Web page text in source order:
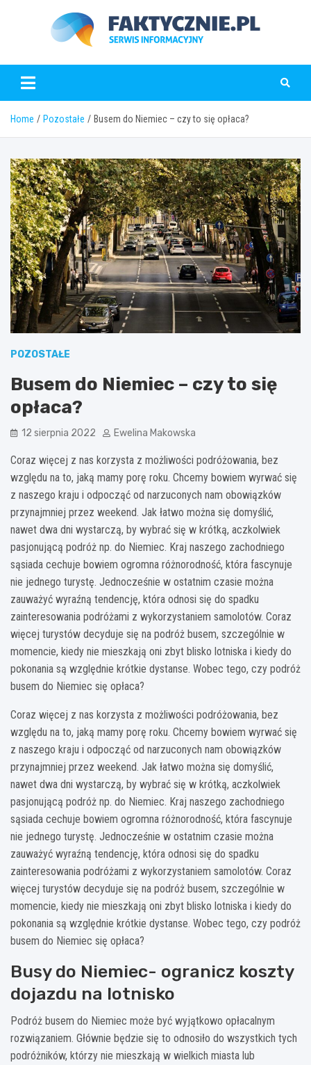
faktycznie.pl
Home Pozostałe Busem do Niemiec – czy to się opłaca?
POZOSTAŁE
Busem do Niemiec – czy to się
opłaca?
12 sierpnia 2022 Ewelina Makowska
Coraz więcej z nas korzysta z możliwości podróżowania, bez
względu na to, jaką mamy porę roku. Chcemy bowiem wyrwać się
z naszego kraju i odpocząć od narzuconych nam obowiązków
przynajmniej przez weekend. Jak łatwo można się domyślić,
nawet dwa dni wystarczą, by wybrać się w krótką, aczkolwiek
pasjonującą podróż np. do Niemiec. Kraj naszego zachodniego
sąsiada cechuje bowiem ogromna różnorodność, która fascynuje
nie jednego turystę. Jednocześnie w ostatnim czasie można
zauważyć wyraźną tendencję, która odnosi się do spadku
zainteresowania podróżami z wykorzystaniem samolotów. Coraz
więcej turystów decyduje się na podróż busem, szczególnie w
momencie, kiedy nie mieszkają oni zbyt blisko lotniska i kiedy do
pokonania są względnie krótkie dystanse. Wobec tego, czy podróż
busem do Niemiec się opłaca?
Coraz więcej z nas korzysta z możliwości podróżowania, bez
względu na to, jaką mamy porę roku. Chcemy bowiem wyrwać się
z naszego kraju i odpocząć od narzuconych nam obowiązków
przynajmniej przez weekend. Jak łatwo można się domyślić,
nawet dwa dni wystarczą, by wybrać się w krótką, aczkolwiek
pasjonującą podróż np. do Niemiec. Kraj naszego zachodniego
sąsiada cechuje bowiem ogromna różnorodność, która fascynuje
nie jednego turystę. Jednocześnie w ostatnim czasie można
zauważyć wyraźną tendencję, która odnosi się do spadku
zainteresowania podróżami z wykorzystaniem samolotów. Coraz
więcej turystów decyduje się na podróż busem, szczególnie w
momencie, kiedy nie mieszkają oni zbyt blisko lotniska i kiedy do
pokonania są względnie krótkie dystanse. Wobec tego, czy podróż
busem do Niemiec się opłaca?
Busy do Niemiec- ogranicz koszty
dojazdu na lotnisko
Podróż busem do Niemiec może być wyjątkowo opłacalnym
rozwiązaniem. Głównie będzie się to odnosiło do wszystkich tych
podróżników, którzy nie mieszkają w wielkich miasta lub